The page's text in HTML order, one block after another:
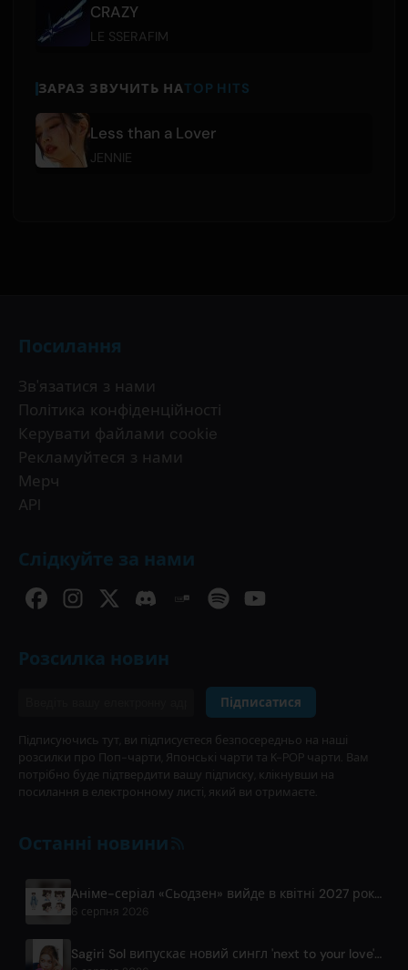
CRAZY
LE SSERAFIM
ЗАРАЗ ЗВУЧИТЬ НАTOP HITS
Less than a Lover
JENNIE
Посилання
Зв'язатися з нами
Політика конфіденційності
Керувати файлами cookie
Рекламуйтеся з нами
Мерч
API
Слідкуйте за нами
Розсилка новин
Підписатися
Підписуючись тут, ви підписуєтеся безпосередньо на наші
розсилки про Поп-чарти, Японські чарти та K-POP чарти. Вам
потрібно буде підтвердити вашу підписку, клікнувши на
посилання в електронному листі, який ви отримаєте.
Останні новини
Аніме-серіал «Сьодзен» вийде в квітні 2027 року на Fuji TV
6 серпня 2026
Sagiri Sol випускає новий сингл 'next to your love' після перерви